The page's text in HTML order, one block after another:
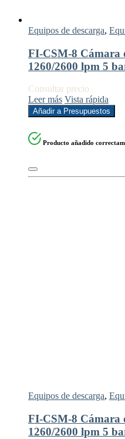
Equipos de descarga,
FI-CSM-8 Cámara
1260/2600 lpm 5
Consultar precio
Leer más Vista rápida
Añadir a Presupuestos
Producto añadido
Equipos de descarga,
FI-CSM-8 Cámara
1260/2600 lpm 5